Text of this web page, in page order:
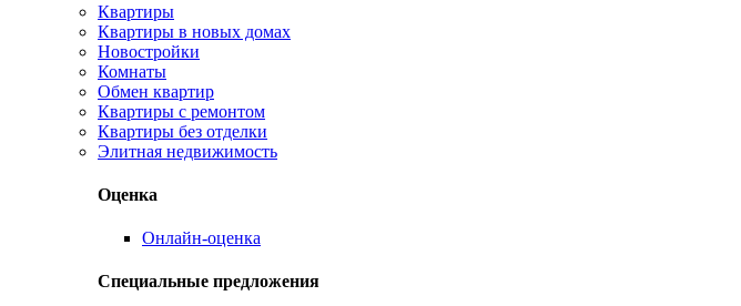
Квартиры
Квартиры в новых домах
Новостройки
Комнаты
Обмен квартир
Квартиры с ремонтом
Квартиры без отделки
Элитная недвижимость
Оценка
Онлайн-оценка
Специальные предложения